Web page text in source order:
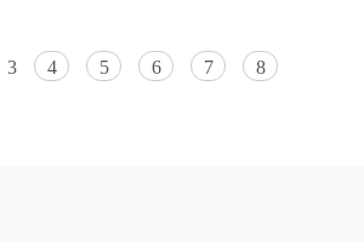
3 4 5 6 7 8